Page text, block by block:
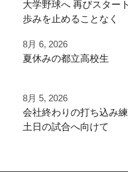
大学野球へ⁡ 再びスター
⁡⁡歩みを止めることなく⁡
⁡頑張って
⁡#甲子園 #甲子園の夏 高
少年野球の父 少年野球
アーチスト ホームラン
8月 6, 2026
夏休みの都立高校生
早速秋に向けた自主練
ご利用ありがとうござい
8月 5, 2026
会社終わりの打ち込み⁡
⁡土日の試合へ向けて⁡
またお待ちしておりま